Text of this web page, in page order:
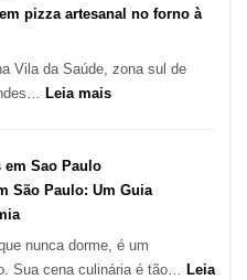
pizza artesanal no forno à
Vila da Saúde, zona sul de
Leia mais:
tradição
pizza
artesanal
São Paulo: Um Guia
nunca dorme, é um
Sua cena culinária é tão… Leia